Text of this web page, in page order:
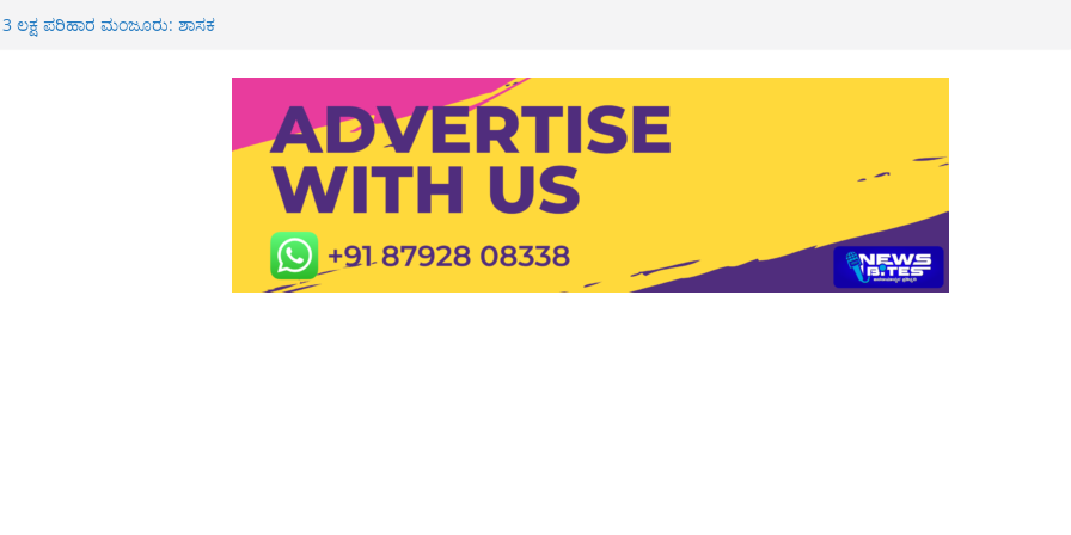
3 ಲಕ್ಷ ಪರಿಹಾರ ಮಂಜೂರು: ಶಾಸಕ
ಪಿಯು ಕಾಲೇಜುಗಳಿಗೆ ರಜೆ
ಮೃತ್ಯು: ಕುಟುಂಬಕ್ಕೆ 3 ಲಕ್ಷ ರೂ